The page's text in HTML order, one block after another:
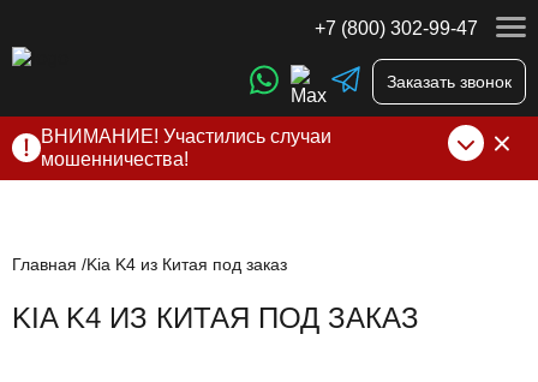
+7 (800) 302-99-47
Заказать звонок
ВНИМАНИЕ! Участились случаи
мошенничества!
нами по официальнымконтактам
Главная Kia K4 из Китая под заказ
KIA K4 ИЗ КИТАЯ ПОД ЗАКАЗ